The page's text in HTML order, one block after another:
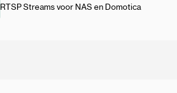
RTSP Streams voor NAS en Domotica